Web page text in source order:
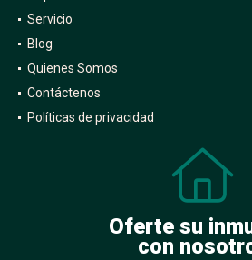
Servicio
Blog
Quienes Somos
Contáctenos
Políticas de privacidad
Oferte su
con